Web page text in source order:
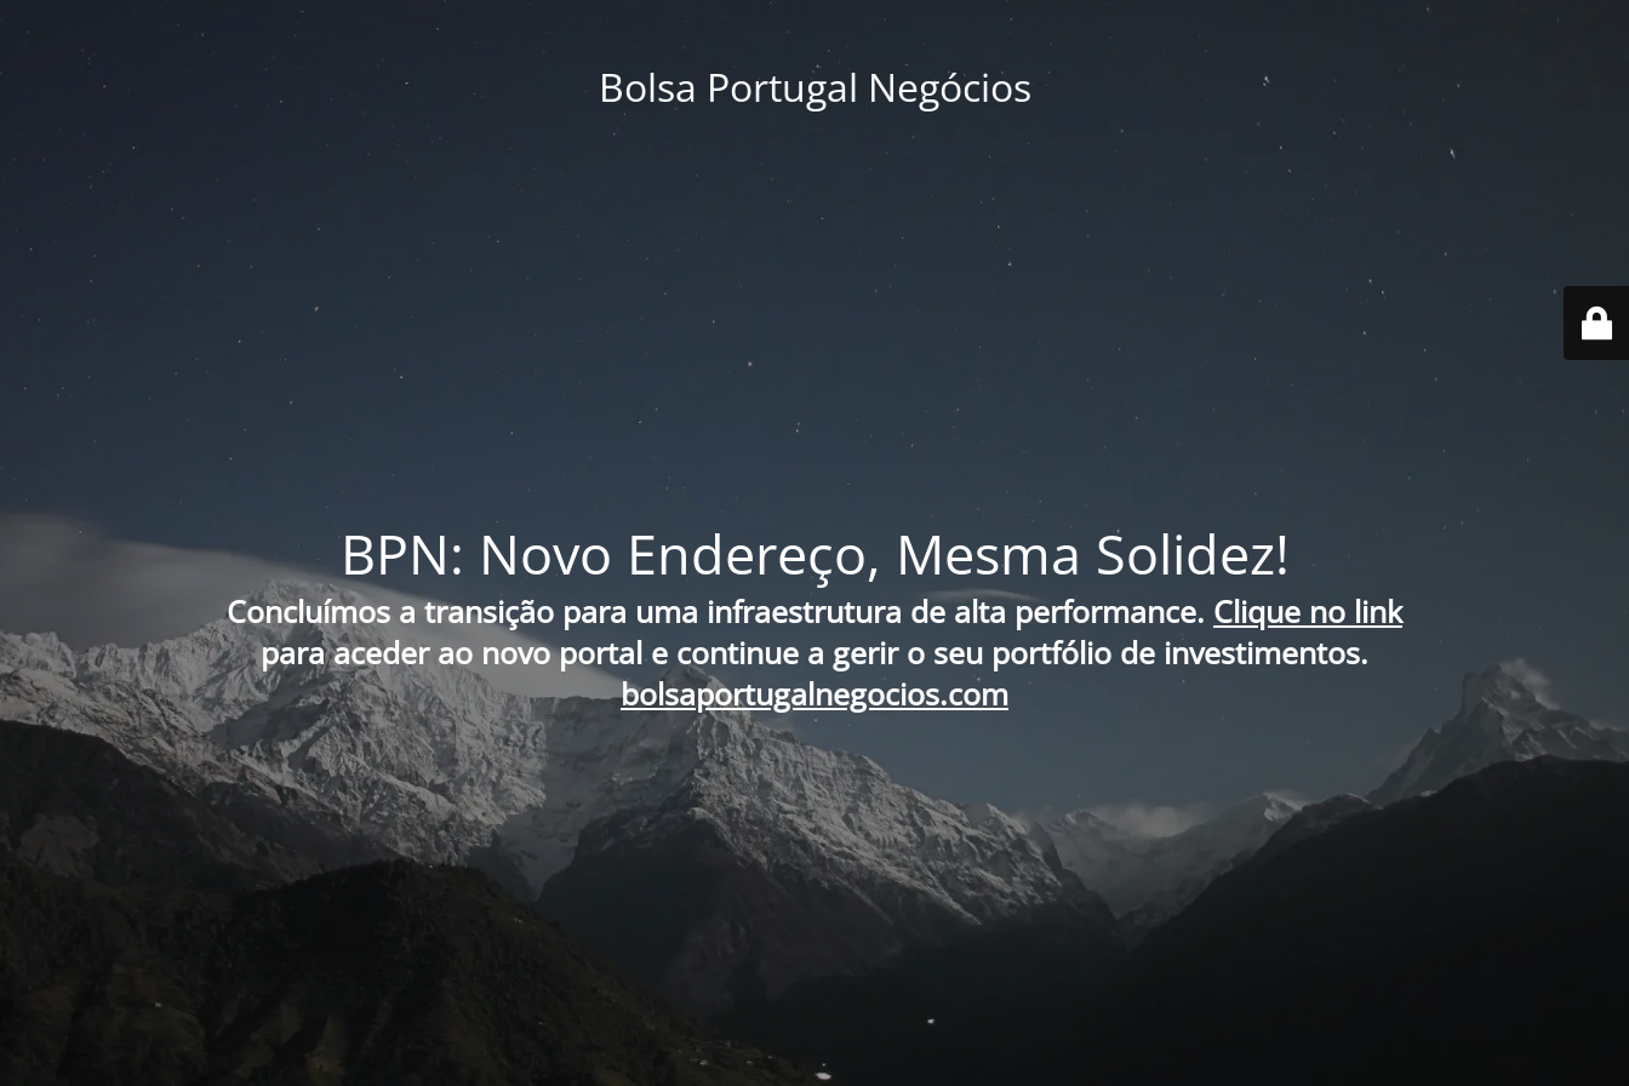
Bolsa Portugal Negócios
BPN: Novo Endereço, Mesma Solidez!
Concluímos a transição para uma infraestrutura de alta performance. Clique no link
para aceder ao novo portal e continue a gerir o seu portfólio de investimentos.
bolsaportugalnegocios.com